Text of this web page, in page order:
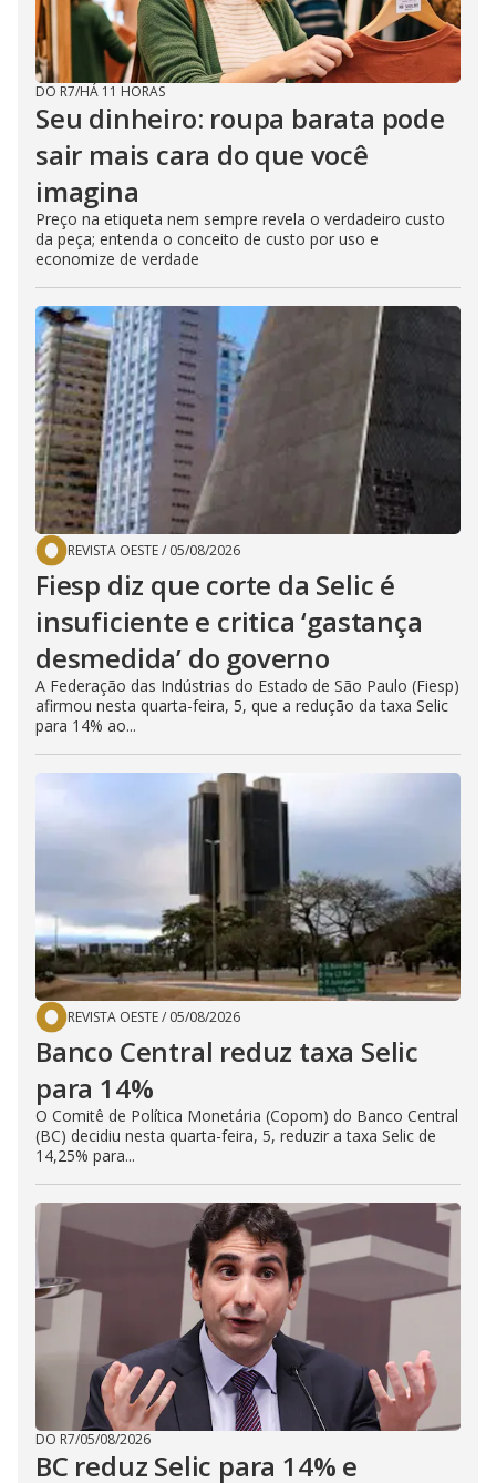
DO R7/HÁ 11 HORAS
Seu dinheiro: roupa barata pode
sair mais cara do que você
imagina
Preço na etiqueta nem sempre revela o verdadeiro custo
da peça; entenda o conceito de custo por uso e
economize de verdade
REVISTA OESTE/ 05/08/2026
Fiesp diz que corte da Selic é
insuficiente e critica ‘gastança
desmedida’ do governo
A Federação das Indústrias do Estado de São Paulo (Fiesp)
afirmou nesta quarta-feira, 5, que a redução da taxa Selic
para 14% ao...
REVISTA OESTE/ 05/08/2026
Banco Central reduz taxa Selic
para 14%
O Comitê de Política Monetária (Copom) do Banco Central
(BC) decidiu nesta quarta-feira, 5, reduzir a taxa Selic de
14,25% para...
DO R7/05/08/2026
BC reduz Selic para 14% e